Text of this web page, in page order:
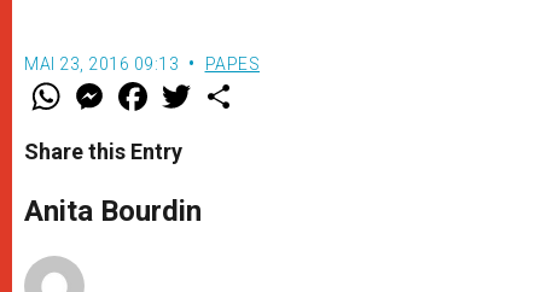
MAI 23, 2016 09:13 PAPES
W
t
s
p
p
M
e
s
e
g
e
F
a
e
b
o
k
w
r
Share this Entry
Anita Bourdin